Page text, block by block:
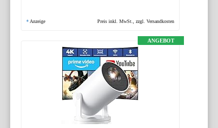
* Anzeige Preis inkl. MwSt., zzgl. Versandkosten
ANGEBOT